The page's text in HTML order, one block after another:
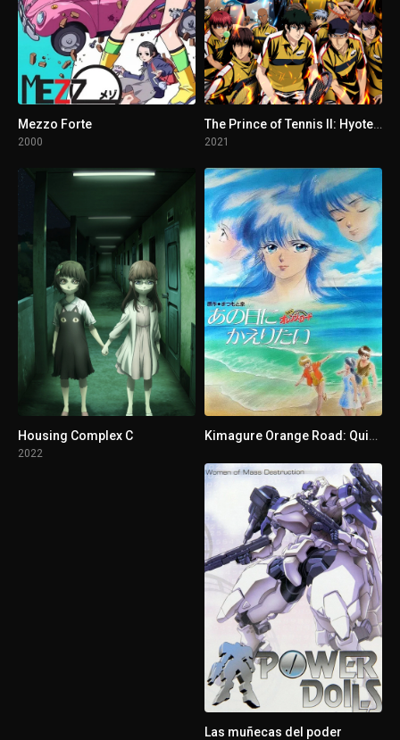
1 - 5 Episodio 5
1 - 6 Episodio 6
1 - 7 Episodio 7
1 - 8
1 - 10 Episodio 10
1 - 11 Unification Before Division
1 - 12 The Vanquished Arise
1 - 13 The Prophecy Come to Pass
Mezzo Forte
2000
The Prince of Tennis II: Hyotei vs Rikkai - Game of Future
2021
Housing Complex C
2022
Kimagure Orange Road: Quiero volver a ese día
Las muñecas del poder